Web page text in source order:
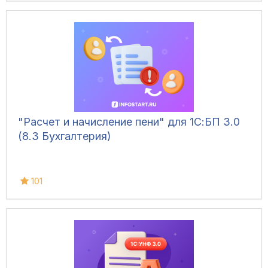
"Расчет и начисление пени" для 1С:БП 3.0
(8.3 Бухгалтерия)
101